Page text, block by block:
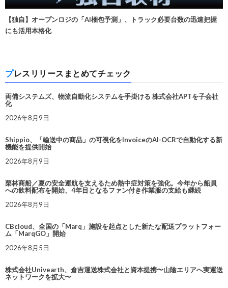
【独自】オープンロジの「AI梱包予測」、トラック必要台数の迅速把握
にも活用本格化
プレスリリースまとめてチェック
両備システムズ、物流自動化システムを手掛ける 株式会社APTを子会社
化
2026年8月9日
Shippio、「輸送中の商品」の可視化をInvoiceのAI-OCRで自動化する新
機能を提供開始
2026年8月9日
栗林商船／夏の安全運航を支えるため熱中症対策を強化。今年から船員
への飲料配布を開始、4年目となるファン付き作業服の支給も継続
2026年8月9日
CBcloud、全国の「Marq」施設を起点とした新たな配送プラットフォー
ム「MarqGO」開始
2026年8月5日
株式会社Univearth、倉吉運送株式会社と資本提携〜山陰エリアへ実運送
ネットワークを拡大〜